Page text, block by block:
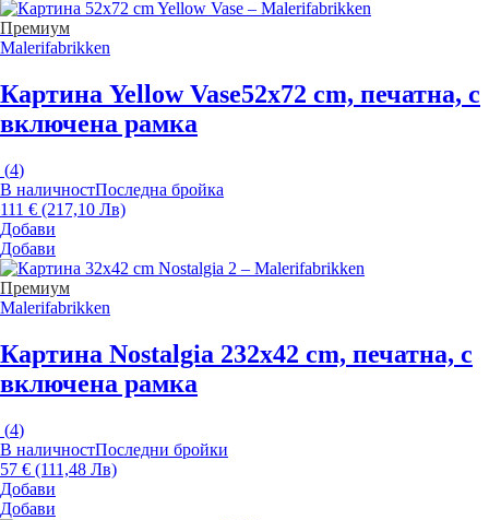
Премиум
Malerifabrikken
Картина Yellow Vase52x72 cm, печатна, с
включена рамка
(4)
В наличностПоследна бройка
111 € (217,10 Лв)
Добави
Добави
Премиум
Malerifabrikken
Картина Nostalgia 232x42 cm, печатна, с
включена рамка
(4)
В наличностПоследни бройки
57 € (111,48 Лв)
Добави
Добави